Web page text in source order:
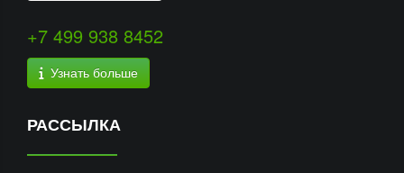
+7 499 938 8452
Узнать больше
РАССЫЛКА